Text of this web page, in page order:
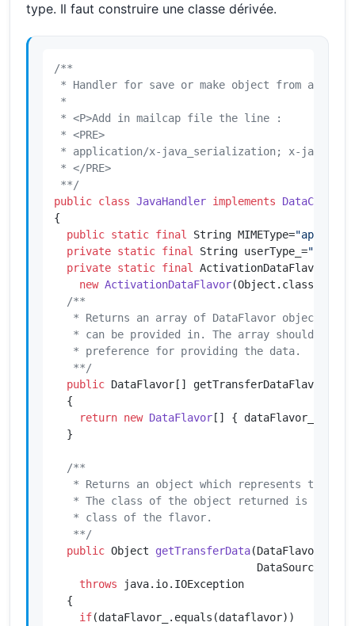
type. Il faut construire une classe dérivée.
/**
* Handler for save or make object from a Mime
*
* <P>Add in mailcap file the line :
* <PRE>
* application/x-java_serialization; x-java-
* </PRE>
**/
public class JavaHandler implements
{
public static final String MIMEType=
private static final String userType_="Java
private static final ActivationDataFlavor
new ActivationDataFlavor
/**
* Returns an array of DataFlavor objects
* can be provided in. The array should be
   * preference for providing the data.
   **/
public DataFlavor[] getTransferDataFlavors()
  {
return new DataFlavor [] { dataFlavor_ };
  }
/**
* Returns an object which represents the
* The class of the object returned is
   * class of the flavor.
   **/
public Object getTransferData(DataFlavor
DataSource
throws java.io.IOException
  {
if(dataFlavor_.equals(dataflavor))